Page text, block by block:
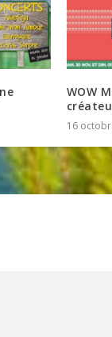
WOW
16